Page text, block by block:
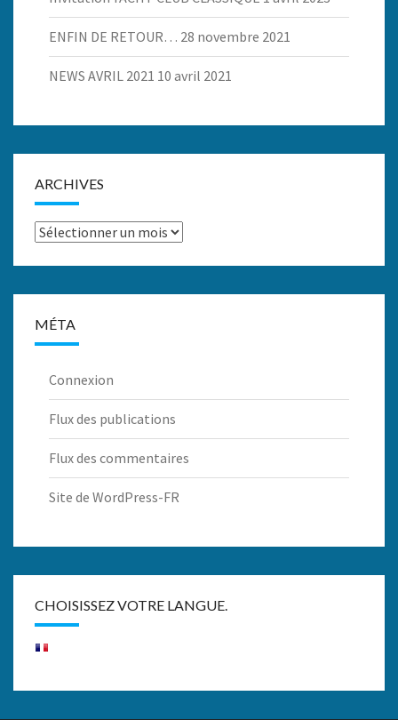
ENFIN DE RETOUR… 28 novembre 2021
NEWS AVRIL 2021 10 avril 2021
ARCHIVES
Archives
MÉTA
Connexion
Flux des publications
Flux des commentaires
Site de WordPress-FR
CHOISISSEZ VOTRE LANGUE.